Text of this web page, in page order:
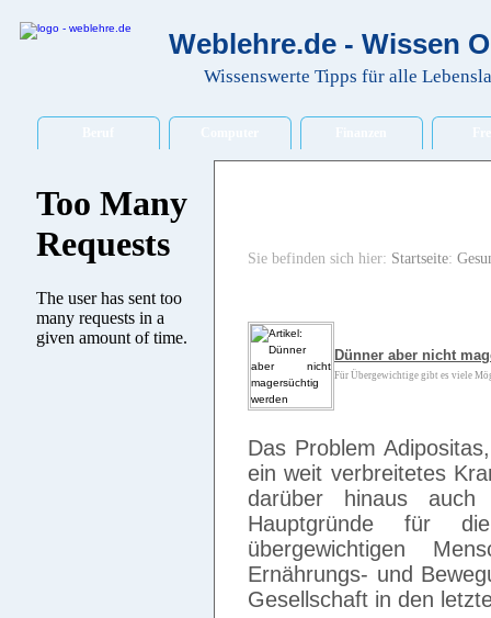
Weblehre.de - Wissen
Wissenswerte Tipps für alle
Sie befinden sich hier: Startseite:
Dünner aber nicht
Für Übergewichtige gibt es viele
Das Problem
ein weit verbreitetes
darüber hinaus
Hauptgründe für
übergewichtigen
Ernährungs- und
Gesellschaft in den